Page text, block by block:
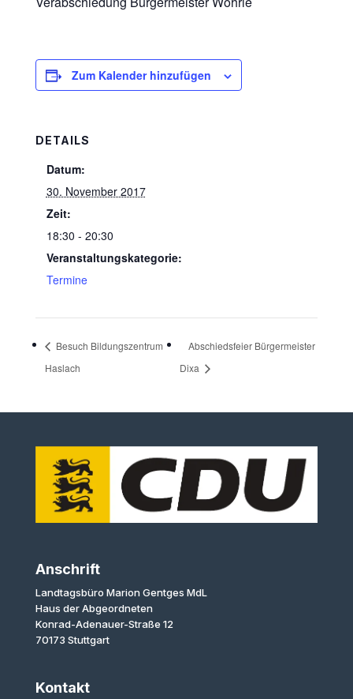
Zum Kalender hinzufügen
DETAILS
Datum:
30. November 2017
Zeit:
18:30 - 20:30
Veranstaltungskategorie:
Termine
Besuch Bildungszentrum
Haslach
Abschiedsfeier Bürgermeister
Dixa
Anschrift
Landtagsbüro Marion Gentges MdL
Haus der Abgeordneten
Konrad-Adenauer-Straße 12
70173 Stuttgart
Kontakt